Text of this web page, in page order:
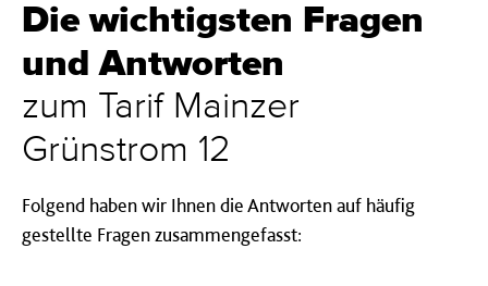
Die wichtigsten Fragen
und Antworten
zum Tarif Mainzer
Grünstrom 12
Folgend haben wir Ihnen die Antworten auf häufig
gestellte Fragen zusammengefasst: